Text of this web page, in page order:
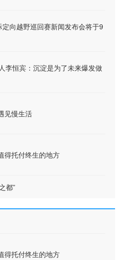
定向越野巡回赛新闻发布会将于9
李恒宾：沉淀是为了未来爆发做
见慢生活
得托付终生的地方
都”
得托付终生的地方